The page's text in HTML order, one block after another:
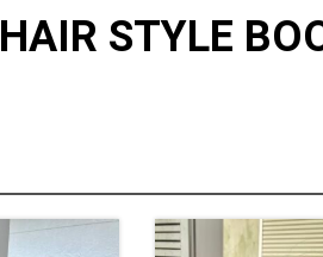
HAIR STYLE